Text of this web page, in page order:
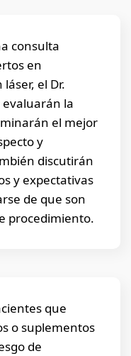
consulta
en
el Dr.
evaluarán la
el mejor
y
discutirán
y expectativas
de que son
procedimiento.
que
o suplementos
de